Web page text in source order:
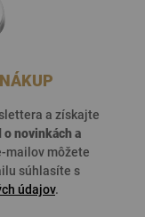
a získajte
onovinkách a
mailov môžete
súhlasíte s
údajov.